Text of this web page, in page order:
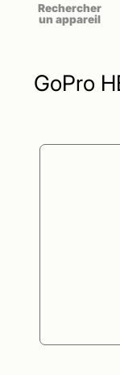
Rechercher
un appareil
GoPro